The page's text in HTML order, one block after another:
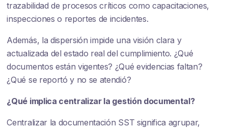
trazabilidad de procesos críticos como capacitaciones,
inspecciones o reportes de incidentes.
Además, la dispersión impide una visión clara y
actualizada del estado real del cumplimiento. ¿Qué
documentos están vigentes? ¿Qué evidencias faltan?
¿Qué se reportó y no se atendió?
¿Qué implica centralizar la gestión documental?
Centralizar la documentación SST significa agrupar,